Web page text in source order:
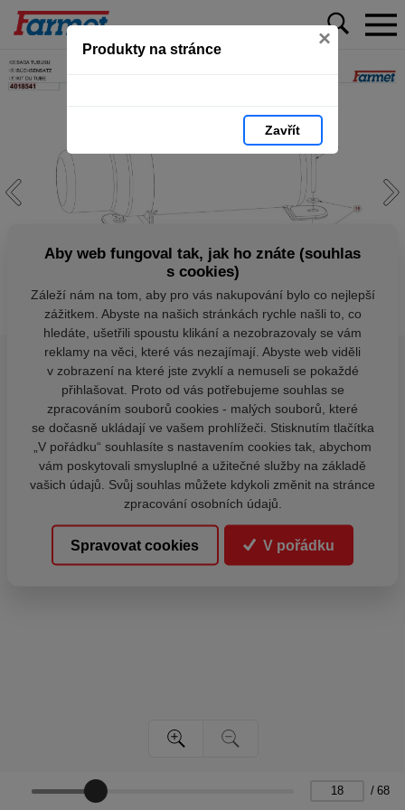
Produkty na stránce ×
Zavřít
/ 68
Aby web fungoval tak, jak ho znáte (souhlas
s cookies)
Záleží nám na tom, aby pro vás nakupování bylo co nejlepší
zážitkem. Abyste na našich stránkách rychle našli to, co
hledáte, ušetřili spoustu klikání a nezobrazovaly se vám
reklamy na věci, které vás nezajímají. Abyste web viděli
v zobrazení na které jste zvyklí a nemuseli se pokaždé
přihlašovat. Proto od vás potřebujeme souhlas se
zpracováním souborů cookies - malých souborů, které
se dočasně ukládají ve vašem prohlížeči. Stisknutím tlačítka
„V pořádku“ souhlasíte s nastavením cookies tak, abychom
vám poskytovali smysluplné a užitečné služby na základě
vašich údajů. Svůj souhlas můžete kdykoli změnit na stránce
zpracování osobních údajů.
Spravovat cookies V pořádku